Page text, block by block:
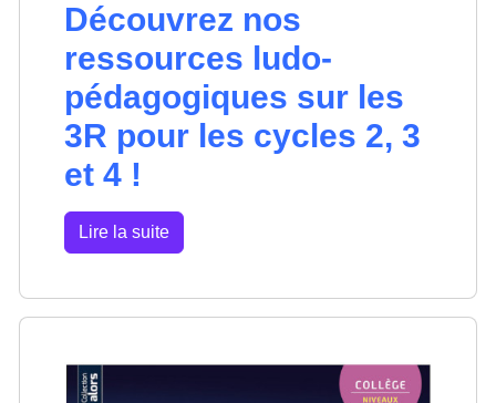
Découvrez nos
ressources ludo-
pédagogiques sur les
3R pour les cycles 2, 3
et 4 !
Lire la suite